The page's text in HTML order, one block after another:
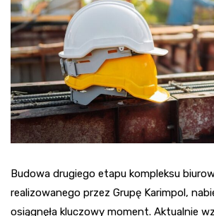
Budowa drugiego etapu kompleksu
realizowanego przez Grupę Karimpol,
osiągnęła kluczowy moment. Aktualnie